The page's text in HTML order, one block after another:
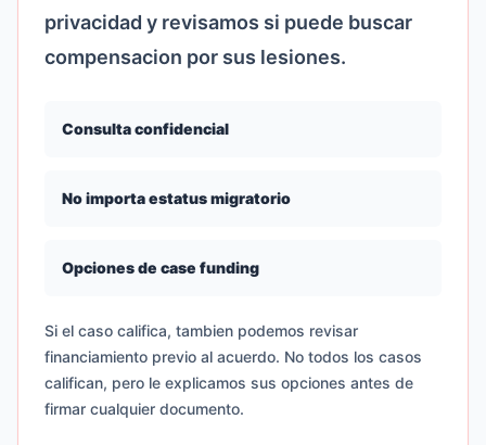
privacidad y revisamos si puede buscar
compensacion por sus lesiones.
Consulta confidencial
No importa estatus migratorio
Opciones de case funding
Si el caso califica, tambien podemos revisar
financiamiento previo al acuerdo. No todos los casos
califican, pero le explicamos sus opciones antes de
firmar cualquier documento.